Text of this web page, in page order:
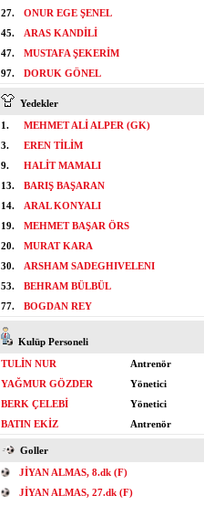
27.
ONUR EGE ŞENEL
45.
ARAS KANDİLİ
47.
MUSTAFA ŞEKERİM
97.
DORUK GÖNEL
Yedekler
1.
MEHMET ALİ ALPER (GK)
3.
EREN TİLİM
9.
HALİT MAMALI
13.
BARIŞ BAŞARAN
14.
ARAL KONYALI
19.
MEHMET BAŞAR ÖRS
20.
MURAT KARA
30.
ARSHAM SADEGHIVELENI
53.
BEHRAM BÜLBÜL
77.
BOGDAN REY
Kulüp Personeli
TULİN NUR
Antrenör
YAĞMUR GÖZDER
Yönetici
BERK ÇELEBİ
Yönetici
BATIN EKİZ
Antrenör
Goller
JİYAN ALMAS, 8.dk (F)
JİYAN ALMAS, 27.dk (F)